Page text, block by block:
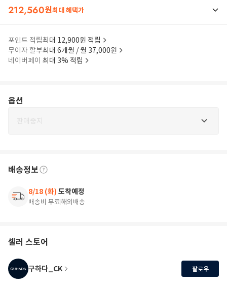
212,560원최대 혜택가
포인트 적립최대 12,900원 적립
무이자 할부최대 6개월 / 월 37,000원
네이버페이 최대 3% 적립
옵션
판매중지
배송정보
8/18 (화) 도착예정
배송비 무료해외배송
셀러 스토어
구하다_CK 팔로우